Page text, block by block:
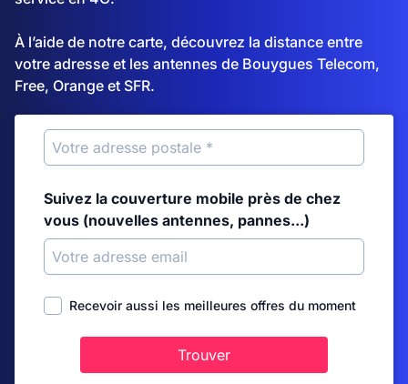
À l’aide de notre carte, découvrez la distance entre
votre adresse et les antennes de Bouygues Telecom,
Free, Orange et SFR.
Suivez la couverture mobile près de chez
vous (nouvelles antennes, pannes...)
Recevoir aussi les meilleures offres du moment
Trouver